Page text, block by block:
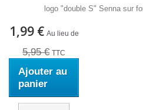
logo "double S" Senna sur
1,99 € Au lieu de
5,95 € TTC
Ajouter au
panier